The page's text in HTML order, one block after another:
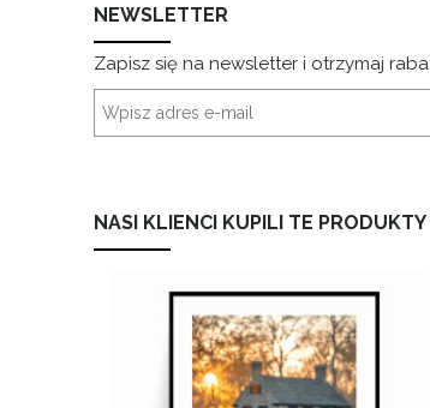
NEWSLETTER
Zapisz się na newsletter i otrzymaj
NASI KLIENCI KUPILI TE PRODUKTY